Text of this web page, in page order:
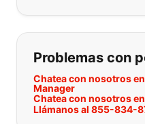
Problemas con
Chatea con nosotros
Manager
Chatea con nosotros
Llámanos al 855-834-